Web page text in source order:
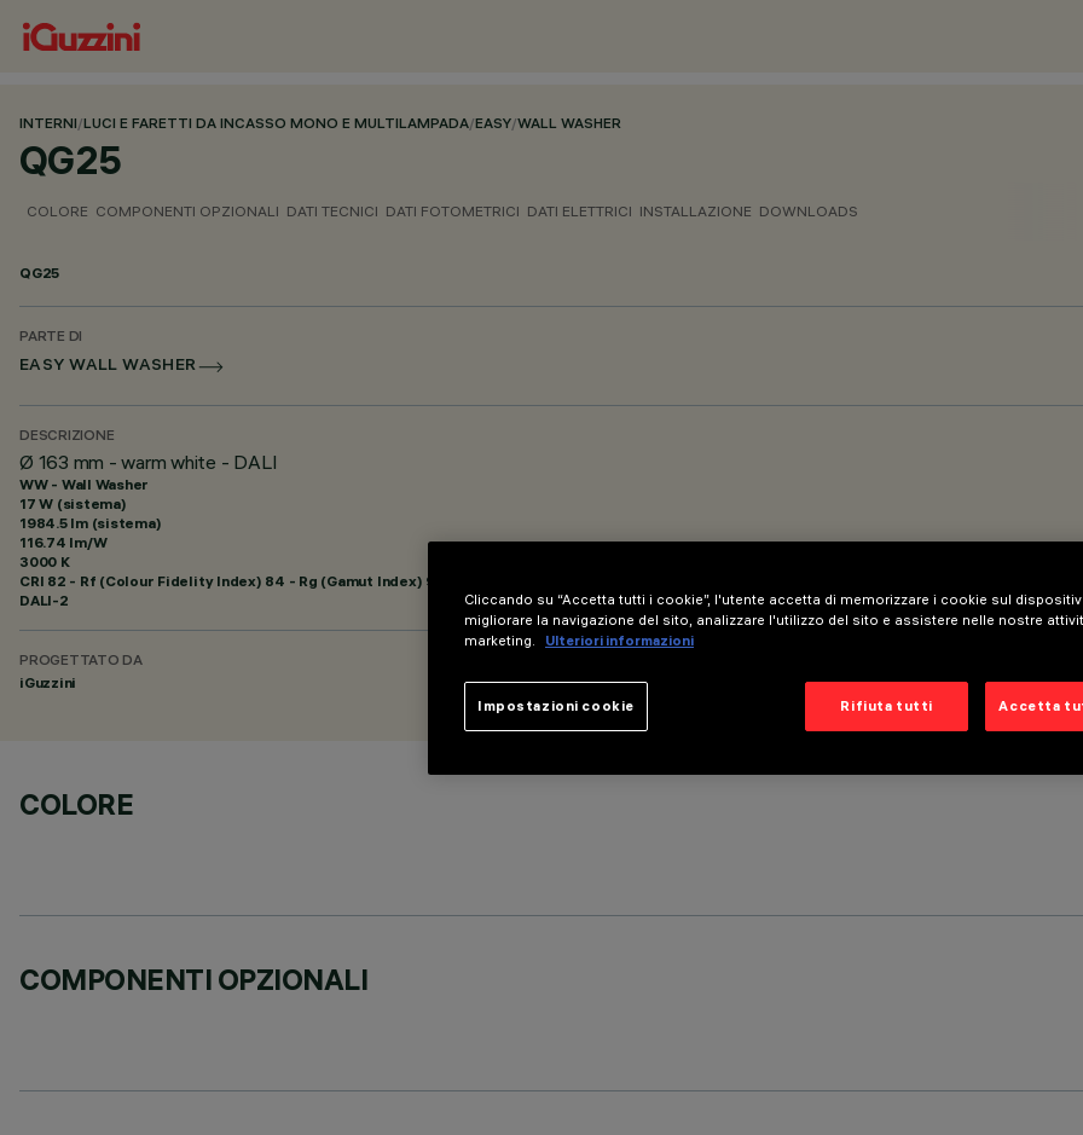
INTERNI/LUCI E FARETTI DA INCASSO MONO E MULTILAMPADA/EASY/WALL WASHER
QG25
COLORE COMPONENTI OPZIONALI DATI TECNICI DATI FOTOMETRICI DATI ELETTRICI INSTALLAZIONE DOWNLOADS
QG25
PARTE DI
EASY WALL WASHER
DESCRIZIONE
Ø 163 mm - warm white - DALI
WW - Wall Washer
17 W (sistema)
1984.5 lm (sistema)
116.74 lm/W
3000 K
CRI 82 - Rf (Colour Fidelity Index) 84 - Rg (Gamut Index) 95
DALI-2
PROGETTATO DA
iGuzzini
COLORE
COMPONENTI OPZIONALI
Cliccando su “Accetta tutti i cookie”, l'utente accetta di memorizzare i cookie sul
migliorare la navigazione del sito, analizzare l'utilizzo del sito e assistere nelle nostre
marketing.
Ulteriori informazioni
Rifiuta tutti Accetta
Impostazioni cookie